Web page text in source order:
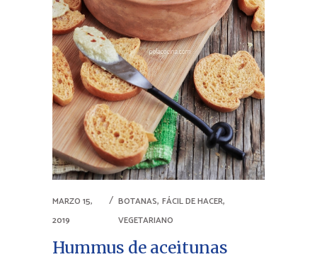
MARZO 15,
2019
BOTANAS,FÁCIL DE HACER,
VEGETARIANO
Hummus de aceitunas